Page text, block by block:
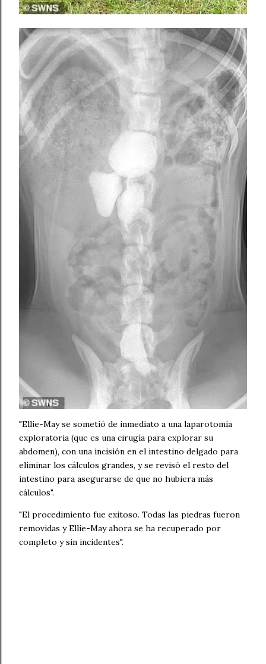
"Ellie-May se sometió de inmediato a una laparotomía
exploratoria (que es una cirugía para explorar su
abdomen), con una incisión en el intestino delgado para
eliminar los cálculos grandes, y se revisó el resto del
intestino para asegurarse de que no hubiera más
cálculos".
"El procedimiento fue exitoso. Todas las piedras fueron
removidas y Ellie-May ahora se ha recuperado por
completo y sin incidentes".